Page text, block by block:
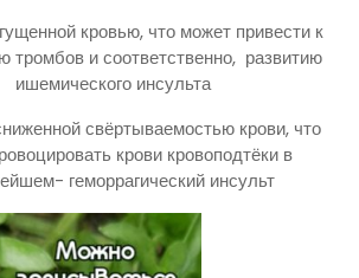
кровью, что может привести к
тромбов и соответственно, развитию
ишемического инсульта
свёртываемостью крови, что
крови кровоподтёки в
геморрагический инсульт